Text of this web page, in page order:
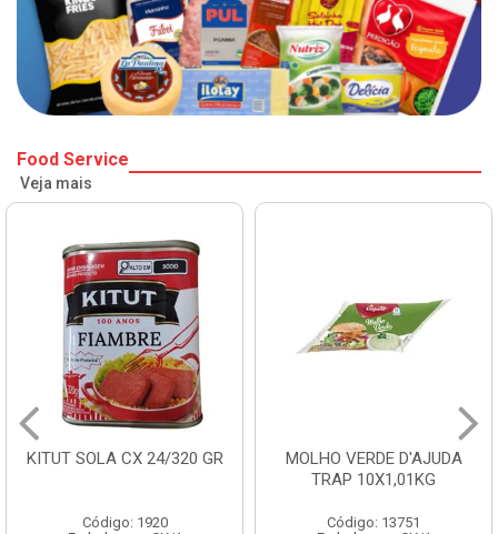
Food Service
Veja mais
KITUT SOLA CX 24/320 GR
Código: 1920
MOLHO VERDE D'AJUDA
TRAP 10X1,01KG
Código: 13751